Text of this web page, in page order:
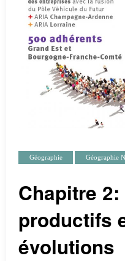
Géographie Géographie
Chapitre
productifs
évolutions